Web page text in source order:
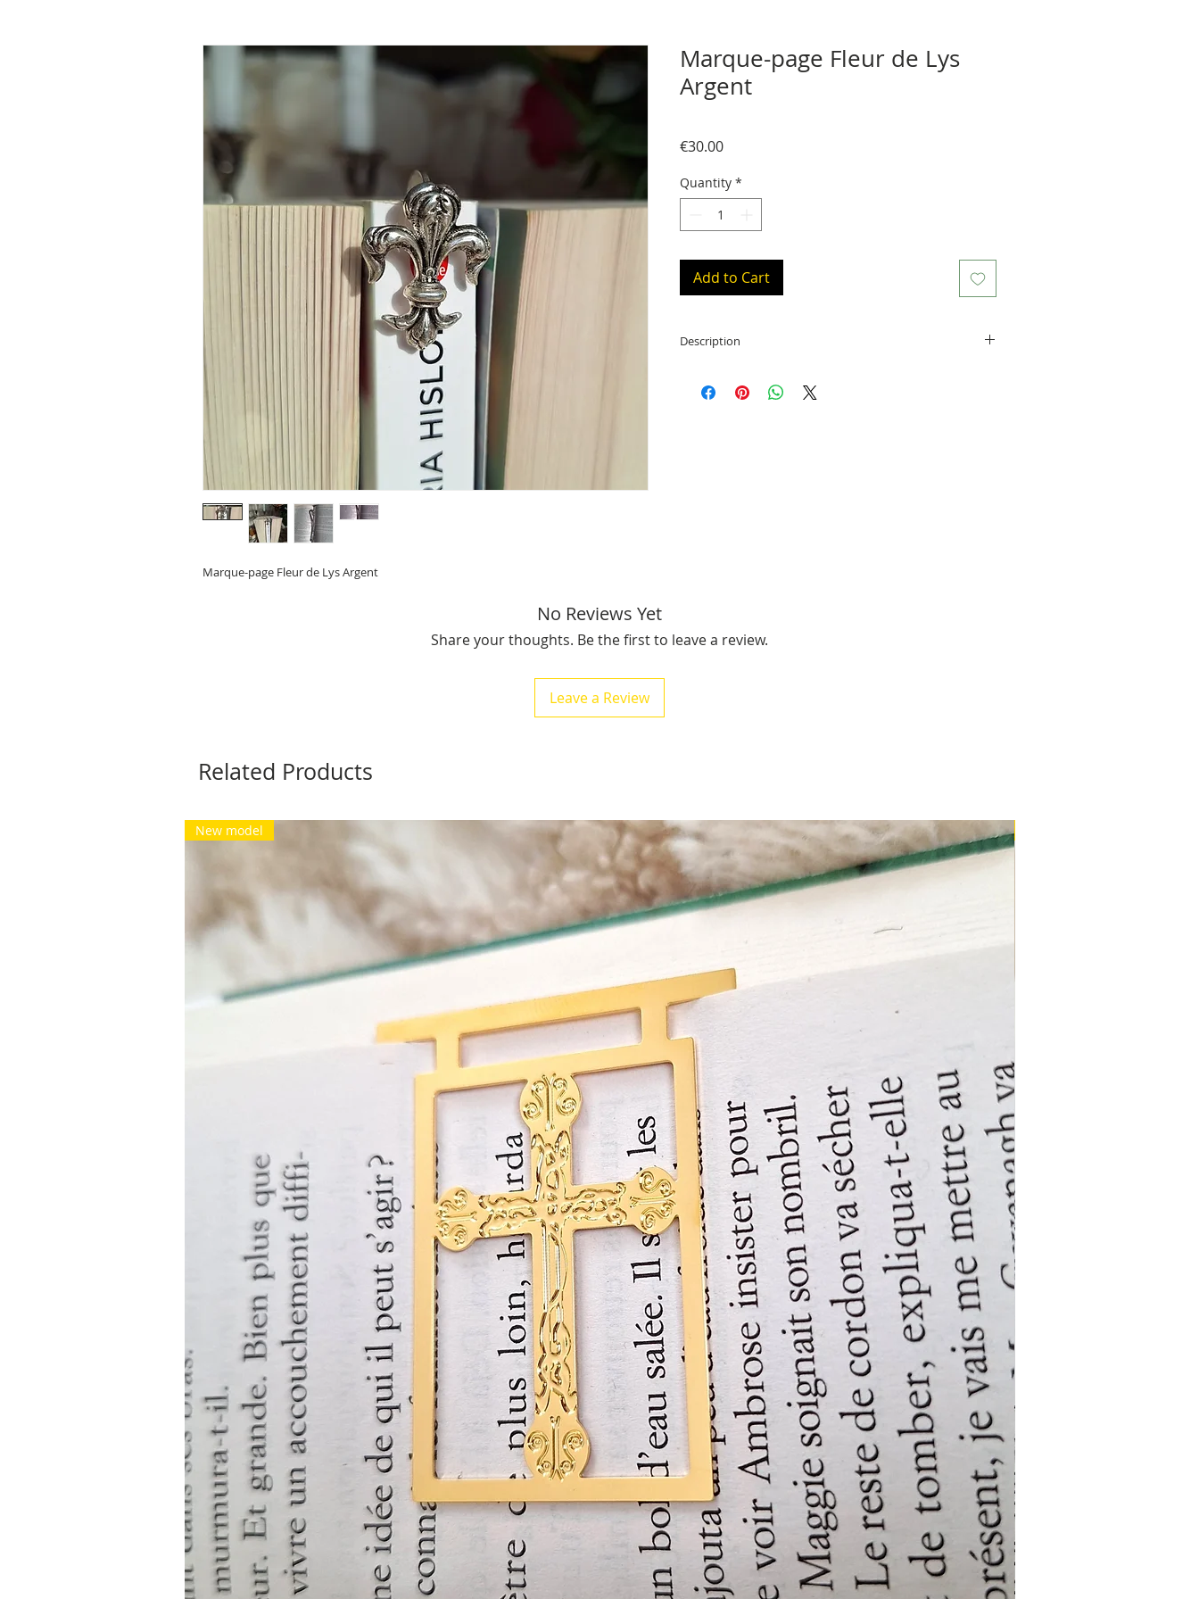
Marque-page Fleur de Lys Argent
Marque-page Fleur de Lys
Argent
€30.00Price
Quantity *
Add to Cart
Description
14 cm de long (placé à l'intérieur du livre), le motif
No Reviews Yet
Share your thoughts. Be the first to leave a review.
Leave a Review
Related Products
New model